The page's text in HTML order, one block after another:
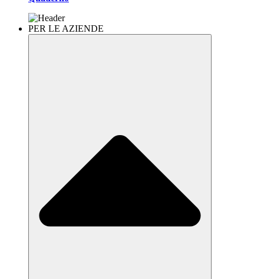
PER LE AZIENDE